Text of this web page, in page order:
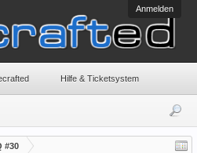
Anmelden
#30
Hilfe & Ticketsystem